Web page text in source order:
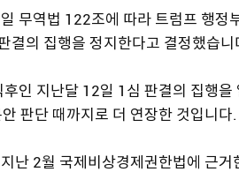
무역법 122조에 따라 트럼프 행
결의 집행을 정지한다고 결정했습니
인 지난달 12일 1심 판결의 집행
판단 때까지로 더 연장한 것입니다.
난 2월 국제비상경제권한법에 근